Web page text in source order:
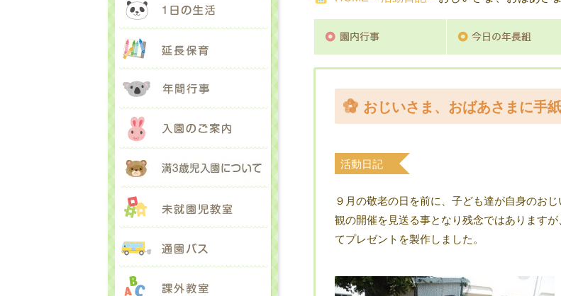
おじいさま、おばあさまに手
活動日記
９月の敬老の日を前に、子ども達が自身のお
観の開催を見送る事となり残念ではあります
てプレゼントを製作しました。
満３歳児入園について
課外教室